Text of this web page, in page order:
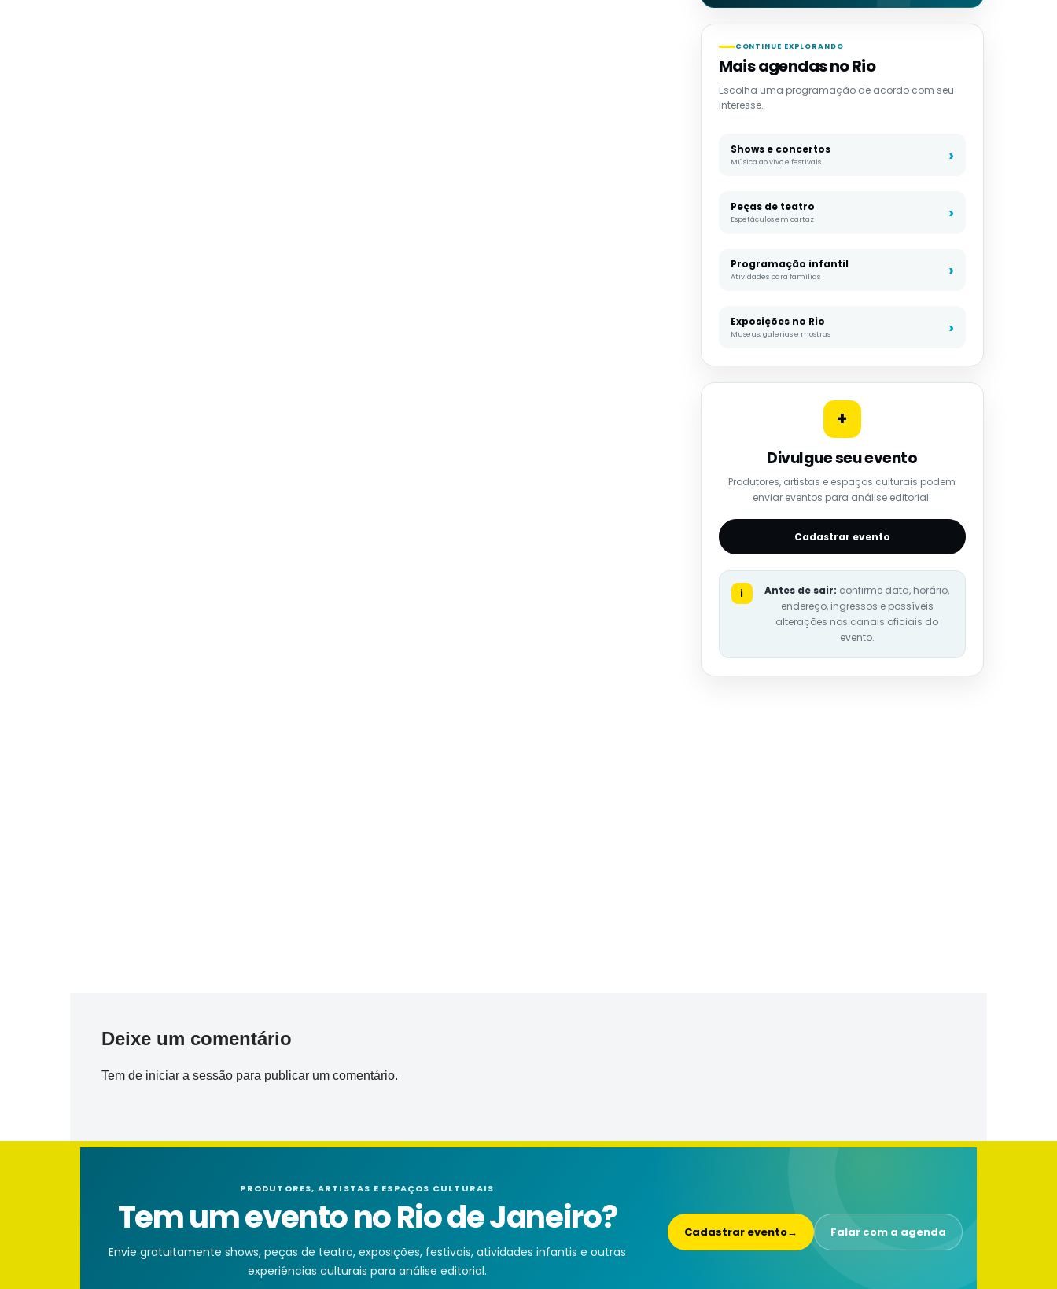
CONTINUE EXPLORANDO
Mais agendas no Rio
Escolha uma programação de acordo com seu
interesse.
Shows e concertos
Música ao vivo e festivais
Peças de teatro
Espetáculos em cartaz
Programação infantil
Atividades para famílias
Exposições no Rio
Museus, galerias e mostras
+
Divulgue seu evento
Produtores, artistas e espaços culturais podem
enviar eventos para análise editorial.
Cadastrar evento
i Antes de sair: confirme data, horário,
endereço, ingressos e possíveis
alterações nos canais oficiais do
evento.
Deixe um comentário
Tem de iniciar a sessão para publicar um comentário.
PRODUTORES, ARTISTAS E ESPAÇOS CULTURAIS
Tem um evento no Rio de Janeiro?
Envie gratuitamente shows, peças de teatro, exposições, festivais, atividades infantis e outras
experiências culturais para análise editorial.
Cadastrar evento→ Falar com a agenda